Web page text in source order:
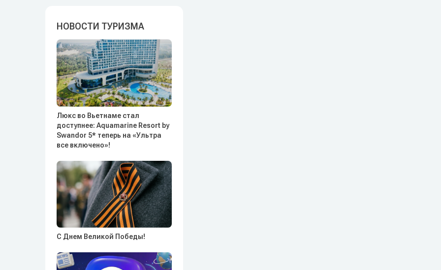
НОВОСТИ ТУРИЗМА
Люкс во Вьетнаме стал
доступнее: Aquamarine Resort by
Swandor 5* теперь на «Ультра
все включено»!
С Днем Великой Победы!